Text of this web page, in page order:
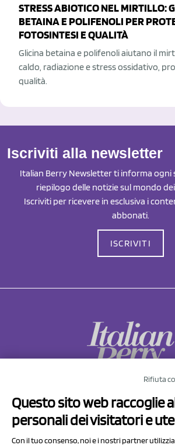
STRESS ABIOTICO NEL MIRTILLO:
BETAINA E POLIFENOLI PER
FOTOSINTESI E QUALITÀ
Glicina betaina e polifenoli aiutano il
caldo, radiazione e stress ossidativo,
qualità.
Iscriviti alla newsletter
Italian Berry Newsletter ti informa ogni
riepilogo delle notizie sul mondo
Iscriviti per ricevere in esclusiva i
abbonati.
ISCRIVITI
Via Prov.le Sassuolo Vignola
41057 Spilamberto (MO)
Rifiuta
Questo sito web raccoglie
personali dei visitatori e
Con il tuo consenso, noi e i nostri partner